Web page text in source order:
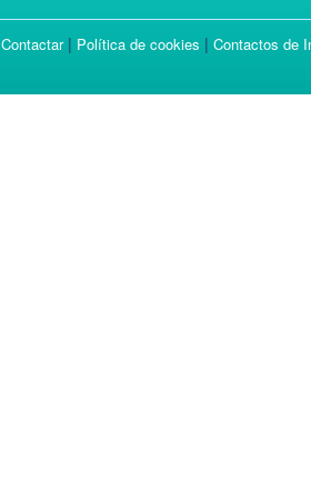
Contactar| Política de cookies | Contactos de